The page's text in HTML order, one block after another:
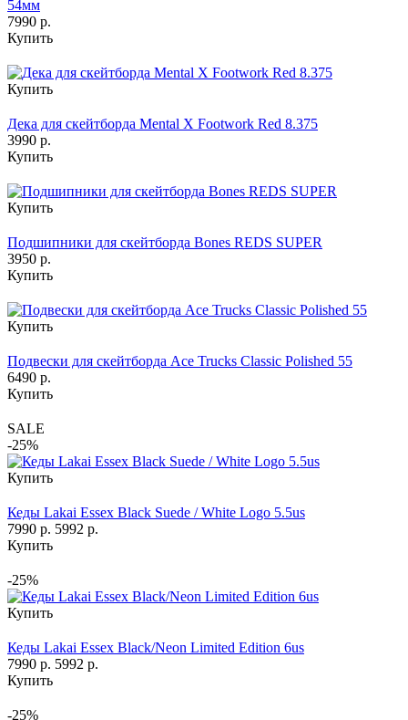
54мм
7990 р.
Купить
Купить
Дека для скейтборда Mental X Footwork Red 8.375
3990 р.
Купить
Купить
Подшипники для скейтборда Bones REDS SUPER
3950 р.
Купить
Купить
Подвески для скейтборда Ace Trucks Classic Polished 55
6490 р.
Купить
SALE
-25%
Купить
Кеды Lakai Essex Black Suede / White Logo 5.5us
7990 р. 5992 р.
Купить
-25%
Купить
Кеды Lakai Essex Black/Neon Limited Edition 6us
7990 р. 5992 р.
Купить
-25%